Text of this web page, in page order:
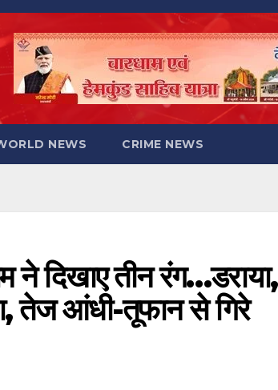
NEWS CRIME NEWS
तीन रंग…डराया,
तेज आंधी-तूफान से गिरे